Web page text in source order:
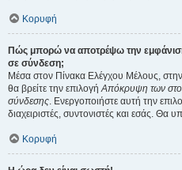
Κορυφή
Πώς μπορώ να αποτρέψω την
σε σύνδεση;
Μέσα στον Πίνακα Ελέγχου Μέλους,
θα βρείτε την επιλογήΑπόκρυψη των
σύνδεσης. Ενεργοποιήστε αυτή την
διαχειριστές, συντονιστές και εσάς. Θα
Κορυφή